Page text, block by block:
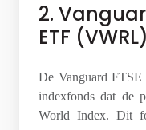
2.
ETF (VWRL)
De Vanguard
indexfonds dat de
World Index. Dit